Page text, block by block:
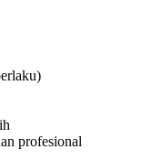
profesional